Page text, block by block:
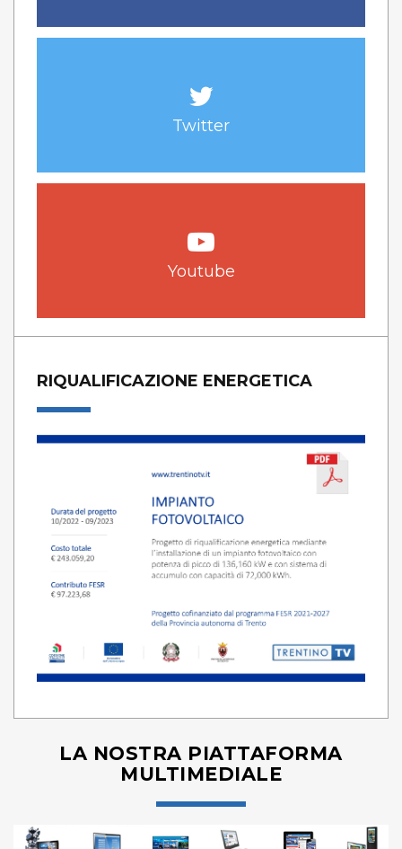
Twitter
Youtube
RIQUALIFICAZIONE ENERGETICA
LA NOSTRA PIATTAFORMA
MULTIMEDIALE